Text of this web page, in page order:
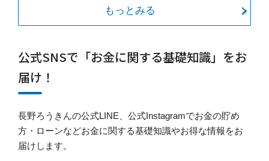
もっとみる
公式SNSで「お金に関する基礎知識」をお
届け！
長野ろうきんの公式LINE、公式Instagramでお金の貯め
方・ローンなどお金に関する基礎知識やお得な情報をお
届けします。